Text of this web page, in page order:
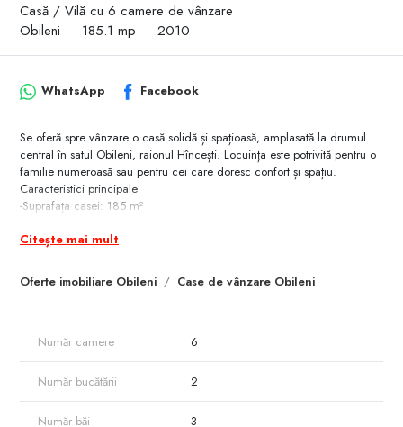
Casă / Vilă cu 6 camere de vânzare
Obileni
185.1 mp 2010
Oferte imobiliare Obileni Case de vânzare Obileni
WhatsApp Facebook
Se oferă spre vânzare o casă solidă și spațioasă, amplasată la drumul
central în satul Obileni, raionul Hîncești. Locuința este potrivită pentru o
familie numeroasă sau pentru cei care doresc confort și spațiu.
Caracteristici principale
-Suprafața casei: 185 m²
-Regim: 1 etaj + mansardă
-3 băi
-Se vinde mobilată parțial
-Material: piatră de calcar
-Pereți de 40 cm grosime
-Izolare termică, fonică
Citește mai mult
Număr camere 6
Număr bucătării 2
Număr băi 3